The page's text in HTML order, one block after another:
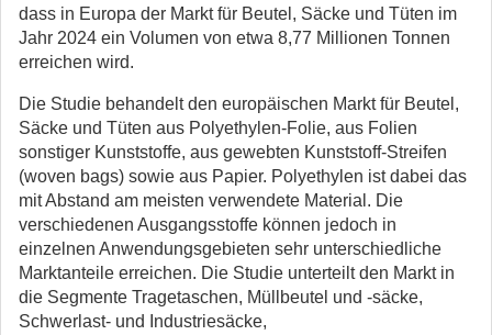
dass in Europa der Markt für Beutel, Säcke und Tüten im
Jahr 2024 ein Volumen von etwa 8,77 Millionen Tonnen
erreichen wird.
Die Studie behandelt den europäischen Markt für Beutel,
Säcke und Tüten aus Polyethylen-Folie, aus Folien
sonstiger Kunststoffe, aus gewebten Kunststoff-Streifen
(woven bags) sowie aus Papier. Polyethylen ist dabei das
mit Abstand am meisten verwendete Material. Die
verschiedenen Ausgangsstoffe können jedoch in
einzelnen Anwendungsgebieten sehr unterschiedliche
Marktanteile erreichen. Die Studie unterteilt den Markt in
die Segmente Tragetaschen, Müllbeutel und -säcke,
Schwerlast- und Industriesäcke,